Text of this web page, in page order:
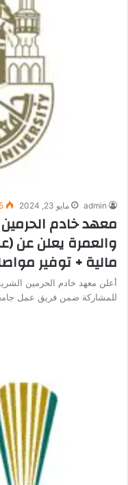
admin مايو 23, 2024
معهد خادم الحرمين
والعمرة يعلن
مالية + توفير
أعلن معهد خادم الحرمين
للمشاركة ضمن فريق عمل